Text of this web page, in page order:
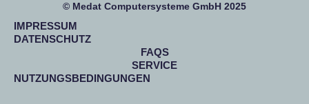
© Medat Computersysteme GmbH 2025
IMPRESSUM
DATENSCHUTZ
FAQS
SERVICE
NUTZUNGSBEDINGUNGEN